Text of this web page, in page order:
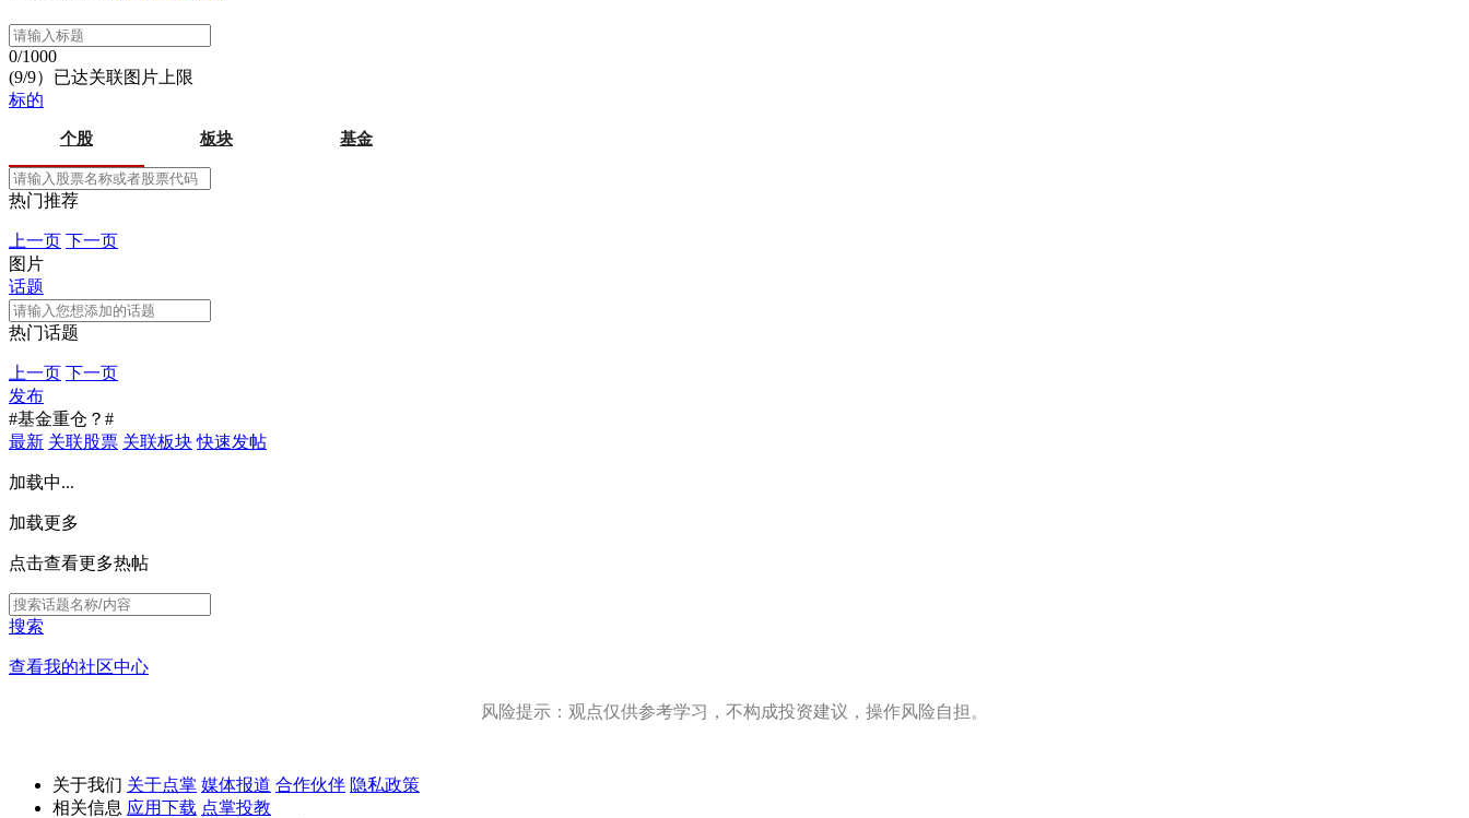
0/1000
(9/9）已达关联图片上限
标的
个股 板块 基金
热门推荐
上一页 下一页
图片
话题
热门话题
上一页 下一页
发布
#基金重仓？#
最新 关联股票 关联板块 快速发帖
加载中...
加载更多
点击查看更多热帖
搜索
查看我的社区中心
风险提示：观点仅供参考学习，不构成投资建议，操作风险自担。
关于我们 关于点掌 媒体报道 合作伙伴 隐私政策
相关信息 应用下载 点掌投教